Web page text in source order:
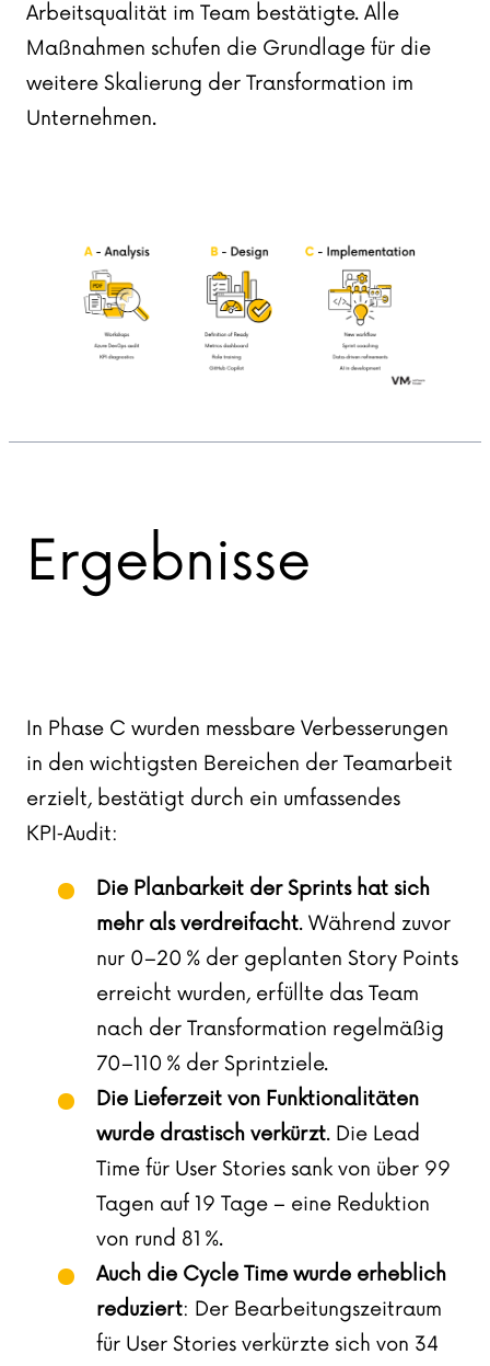
Arbeitsqualität im Team bestätigte. Alle
Maßnahmen schufen die Grundlage für die
weitere Skalierung der Transformation im
Unternehmen.
Ergebnisse
In Phase C wurden messbare Verbesserungen
in den wichtigsten Bereichen der Teamarbeit
erzielt, bestätigt durch ein umfassendes
KPI‑Audit:
Die Planbarkeit der Sprints hat sich
mehr als verdreifacht. Während zuvor
nur 0–20 % der geplanten Story Points
erreicht wurden, erfüllte das Team
nach der Transformation regelmäßig
70–110 % der Sprintziele.
Die Lieferzeit von Funktionalitäten
wurde drastisch verkürzt. Die Lead
Time für User Stories sank von über 99
Tagen auf 19 Tage – eine Reduktion
von rund 81 %.
Auch die Cycle Time wurde erheblich
reduziert: Der Bearbeitungszeitraum
für User Stories verkürzte sich von 34